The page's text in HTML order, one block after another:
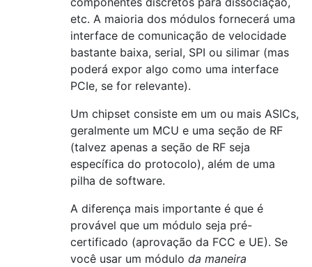
etc. A maioria dos módulos fornecerá uma
interface de comunicação de velocidade
bastante baixa, serial, SPI ou silimar (mas
poderá expor algo como uma interface
PCIe, se for relevante).
Um chipset consiste em um ou mais ASICs,
geralmente um MCU e uma seção de RF
(talvez apenas a seção de RF seja
específica do protocolo), além de uma
pilha de software.
A diferença mais importante é que é
provável que um módulo seja pré-
certificado (aprovação da FCC e UE). Se
você usar um módulo da maneira